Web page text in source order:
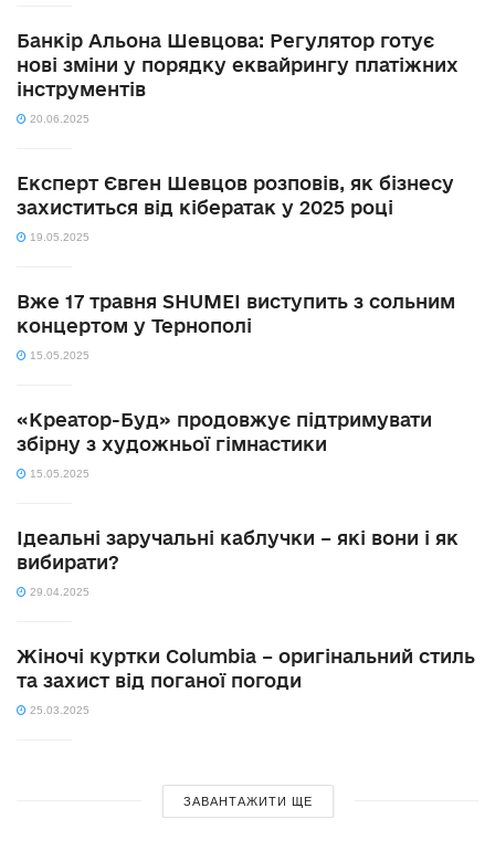
Банкір Альона Шевцова: Регулятор готує
нові зміни у порядку еквайрингу платіжних
інструментів
20.06.2025
Експерт Євген Шевцов розповів, як бізнесу
захиститься від кібератак у 2025 році
19.05.2025
Вже 17 травня SHUMEI виступить з сольним
концертом у Тернополі
15.05.2025
«Креатор-Буд» продовжує підтримувати
збірну з художньої гімнастики
15.05.2025
Ідеальні заручальні каблучки – які вони і як
вибирати?
29.04.2025
Жіночі куртки Columbia – оригінальний стиль
та захист від поганої погоди
25.03.2025
ЗАВАНТАЖИТИ ЩЕ